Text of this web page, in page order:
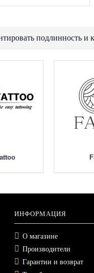
подлинность
ИНФОРМАЦИЯ
О магазине
Производители
Гарантии и возврат